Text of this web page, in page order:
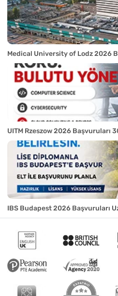
Medical University of Lodz 2026
UITM Rzeszow 2026 Başvuruları
IBS Budapest 2026 Başvuruları